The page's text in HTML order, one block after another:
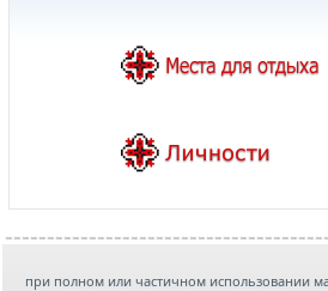
при полном или частичном использовании